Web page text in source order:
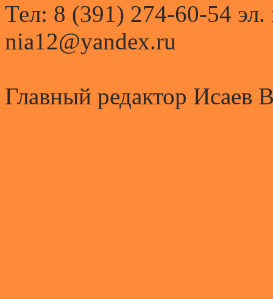
Тел: 8 (391) 274-60-54 эл.
nia12@yandex.ru
Главный редактор Исаев